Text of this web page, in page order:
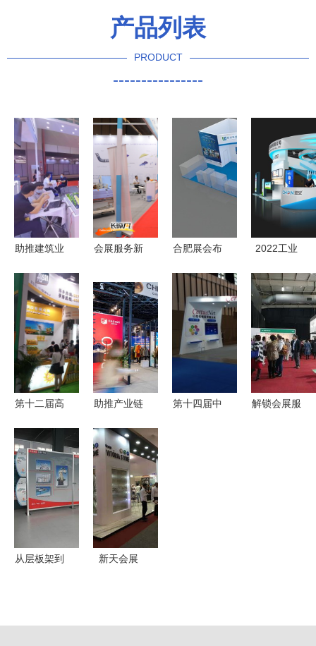
产品列表
PRODUCT
----------------
助推建筑业
墨点狗亮相
广东新型建
筑工业化展
会展服务新
2018国际
康复辅助器
具产业与服
务博览会暨
国际福祉博
览会
合肥展会布
台设计搭建
全攻略 专
业会展服务
提升品牌影
2022工业
布展 匠心
雕琢工业与
科技的视觉
盛宴
第十二届高
览会 千载
醇香，东方
健康之道
助推产业链
国际服装服
饰博览会开
幕 会展服
务升级赋能
行业协同
第十四届中
解锁会展服
从层板架到
新天会展